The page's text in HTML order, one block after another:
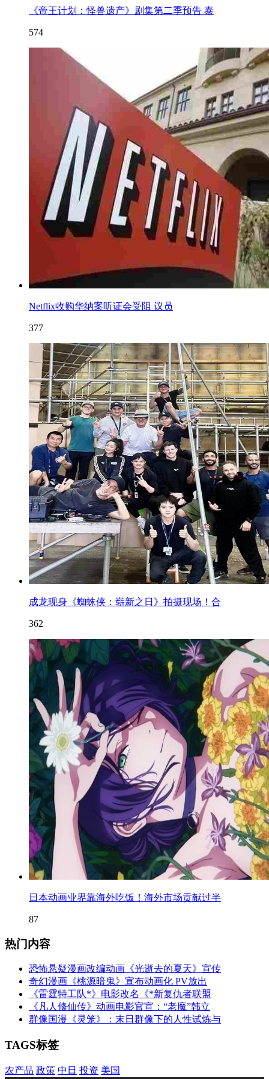
《帝王计划：怪兽遗产》剧集第二季预告 泰
574
Netflix收购华纳案听证会受阻 议员
377
成龙现身《蜘蛛侠：崭新之日》拍摄现场！合
362
日本动画业界靠海外吃饭！海外市场贡献过半
87
热门内容
恐怖悬疑漫画改编动画《光逝去的夏天》宣传
奇幻漫画《桃源暗鬼》宣布动画化 PV放出
《雷霆特工队*》电影改名《*新复仇者联盟
《凡人修仙传》动画电影官宣：“老魔”韩立
群像国漫《灵笼》：末日群像下的人性试炼与
TAGS标签
农产品 政策 中日 投资 美国